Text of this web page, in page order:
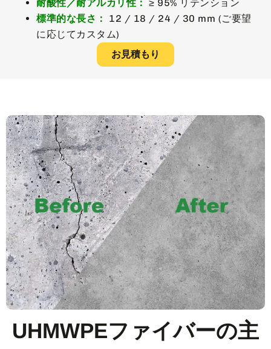
耐酸性／耐アルカリ性： ≥ 95% リテンション
標準的な長さ：
12 / 18 / 24 / 30 mm (ご要望
に応じてカスタム)
お見積もり
UHMWPEファイバーの主